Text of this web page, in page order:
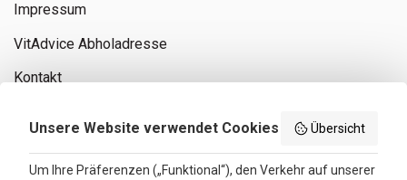
Impressum
VitAdvice Abholadresse
Kontakt
Unsere Website verwendet Cookies Übersicht
Um Ihre Präferenzen („Funktional“), den Verkehr auf unserer